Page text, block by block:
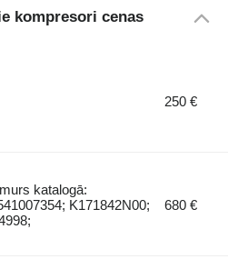
kompresori cenas
250 €
katalogā:
K171842N00;
680 €